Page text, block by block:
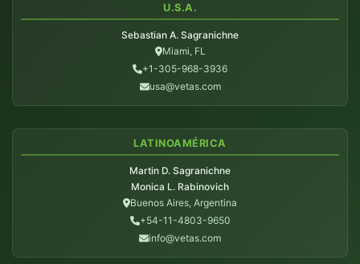
U.S.A.
Sebastian A. Sagranichne
Miami, FL
+1-305-968-3936
usa@vetas.com
LATINOAMÉRICA
Martin D. Sagranichne
Monica L. Rabinovich
Buenos Aires, Argentina
+54-11-4803-9650
info@vetas.com